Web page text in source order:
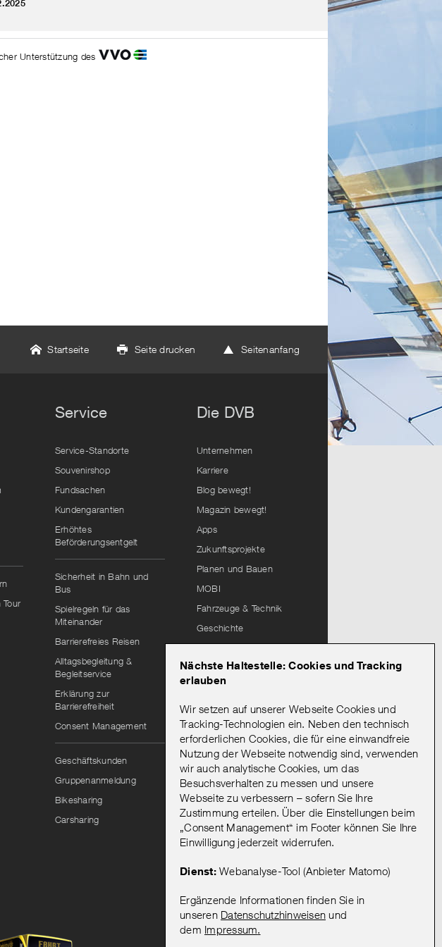
Nächste Haltestelle: Cookies und Tracking
erlauben
Wir setzen auf unserer Webseite Cookies und
Tracking-Technologien ein. Neben den technisch
erforderlichen Cookies, die für eine einwandfreie
Nutzung der Webseite notwendig sind, verwenden
wir auch analytische Cookies, um das
Besuchsverhalten zu messen und unsere
Webseite zu verbessern – sofern Sie Ihre
Zustimmung erteilen. Über die Einstellungen beim
„Consent Management“ im Footer können Sie Ihre
Einwilligung jederzeit widerrufen.
Dienst:Webanalyse-Tool (Anbieter Matomo)
Ergänzende Informationen finden Sie in
unseren Datenschutzhinweisen und
dem Impressum.
Unterstützung des
Startseite Seite drucken Seitenanfang
Service
Service-Standorte
Souvenirshop
Fundsachen
Kundengarantien
Erhöhtes
Beförderungsentgelt
Sicherheit in Bahn und
Bus
Spielregeln für das
Miteinander
Barrierefreies Reisen
Alltagsbegleitung &
Begleitservice
Erklärung zur
Barrierefreiheit
Consent Management
Geschäftskunden
Gruppenanmeldung
Bikesharing
Carsharing
Die DVB
Unternehmen
Karriere
Blog bewegt!
Magazin bewegt!
Apps
Zukunftsprojekte
Planen und Bauen
MOBI
Fahrzeuge & Technik
Geschichte
Lieferantenportal
Leitungsauskunft
Mein Abo
Onlineportal Mein Abo
Mein Abo: Hinweise zur
Bestellung & Registrierung
Abonnements
Abo kündigen